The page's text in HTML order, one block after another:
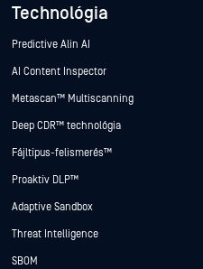
Technológia
Predictive Alin AI
AI Content Inspector
Metascan™ Multiscanning
Deep CDR™ technológia
Fájltípus-felismerés™
Proaktív DLP™
Adaptive Sandbox
Threat Intelligence
SBOM